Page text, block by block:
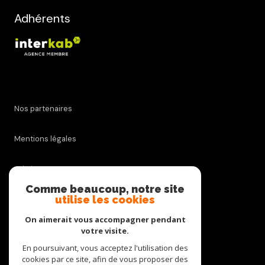
Adhérents
Nos partenaires
Mentions légales
Admin
Nos honoraires
Cookies
Comme beaucoup, notre site
utilise les cookies
On aimerait vous accompagner pendant
votre visite.
En poursuivant, vous acceptez l'utilisation des
cookies par ce site, afin de vous proposer des